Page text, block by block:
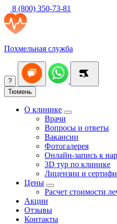
8 (800) 350-73-81
Похмельная служба
?
Тюмень
О клинике
Врачи
Вопросы и ответы
Вакансии
Фотогалерея
Онлайн-запись к
3D тур по клинике
Лицензии и
Цены
Расчет стоимости
Акции
Отзывы
Контакты